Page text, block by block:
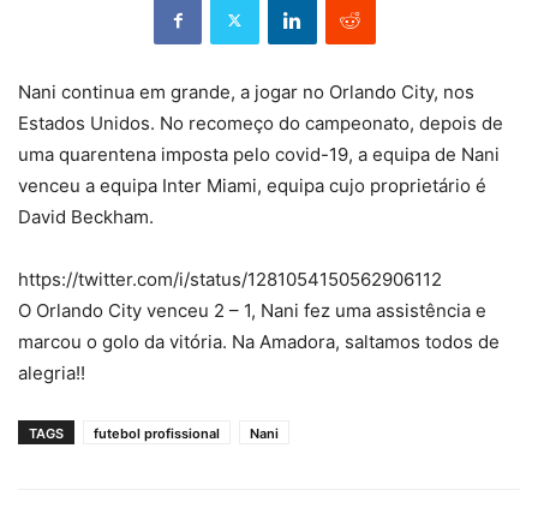
Nani continua em grande, a jogar no Orlando City, nos
Estados Unidos. No recomeço do campeonato, depois de
uma quarentena imposta pelo covid-19, a equipa de Nani
venceu a equipa Inter Miami, equipa cujo proprietário é
David Beckham.
https://twitter.com/i/status/1281054150562906112
O Orlando City venceu 2 – 1, Nani fez uma assistência e
marcou o golo da vitória. Na Amadora, saltamos todos de
alegria!!
TAGS futebol profissional Nani